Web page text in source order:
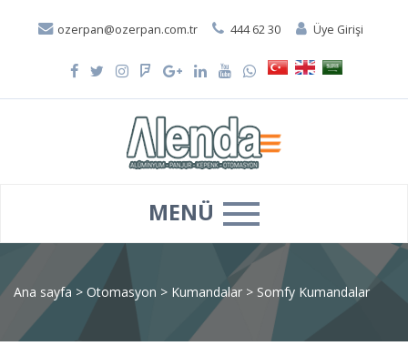
ozerpan@ozerpan.com.tr 444 62 30 Üye Girişi
MENÜ
Ana sayfa > Otomasyon > Kumandalar > Somfy Kumandalar